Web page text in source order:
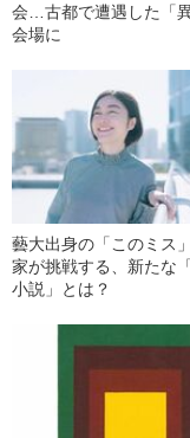
会…古都で遭遇した「
会場に
藝大出身の「このミス
家が挑戦する、新たな
小説」とは？